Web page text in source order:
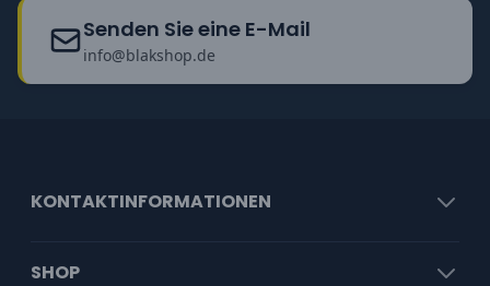
Senden Sie eine E-Mail
info@blakshop.de
KONTAKTINFORMATIONEN
SHOP